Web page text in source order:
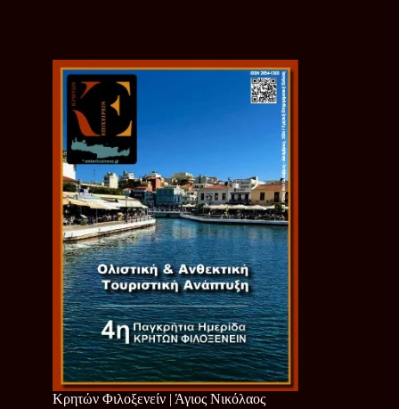
Κρητών Φιλοξενείν | Άγιος Νικόλαος